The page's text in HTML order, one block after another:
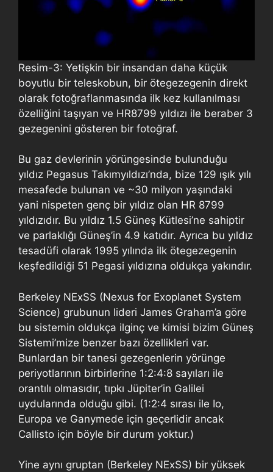
Resim-3: Yetişkin bir insandan daha küçük
boyutlu bir teleskobun, bir ötegezegenin direkt
olarak fotoğraflanmasında ilk kez kullanılması
özelliğini taşıyan ve HR8799 yıldızı ile beraber 3
gezegenini gösteren bir fotoğraf.
Bu gaz devlerinin yörüngesinde bulunduğu
yıldız Pegasus Takımyıldızı’nda, bize 129 ışık yılı
mesafede bulunan ve ~30 milyon yaşındaki
yani nispeten genç bir yıldız olan HR 8799
yıldızıdır. Bu yıldız 1.5 Güneş Kütlesi’ne sahiptir
ve parlaklığı Güneş’in 4.9 katıdır. Ayrıca bu yıldız
tesadüfi olarak 1995 yılında ilk ötegezegenin
keşfedildiği 51 Pegasi yıldızına oldukça yakındır.
Berkeley NExSS (Nexus for Exoplanet System
Science) grubunun lideri James Graham’a göre
bu sistemin oldukça ilginç ve kimisi bizim Güneş
Sistemi’mize benzer bazı özellikleri var.
Bunlardan bir tanesi gezegenlerin yörünge
periyotlarının birbirlerine 1:2:4:8 sayıları ile
orantılı olmasıdır, tıpkı Jüpiter’in Galilei
uydularında olduğu gibi. (1:2:4 sırası ile Io,
Europa ve Ganymede için geçerlidir ancak
Callisto için böyle bir durum yoktur.)
Yine aynı gruptan (Berkeley NExSS) bir yüksek